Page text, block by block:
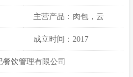
主营产品：肉包，云
吞，素什锦
成立时间：2017
饮管理有限公司